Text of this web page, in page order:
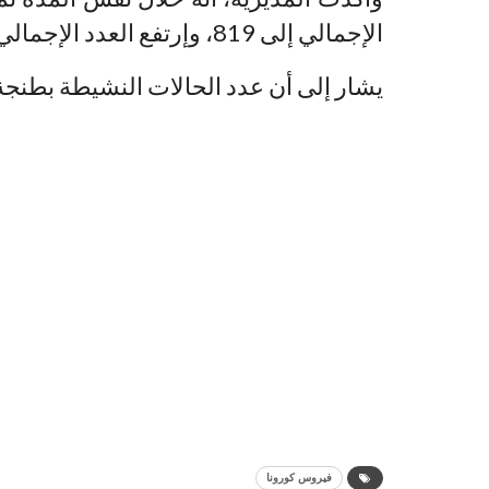
الإجمالي إلى 819، وإرتفع العدد الإجمالي للوفيات إلى 31 بعد تسجيل حالة وفاة واحدة.
يشار إلى أن عدد الحالات النشيطة بطنجة
فيروس كورونا